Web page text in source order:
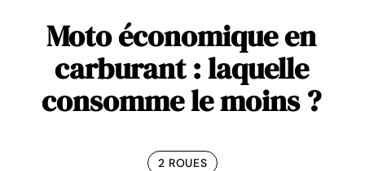
Moto économique en
carburant : laquelle
consomme le moins ?
2 ROUES